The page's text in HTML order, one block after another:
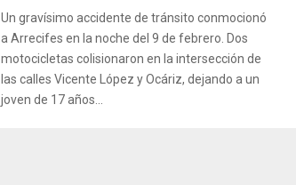
Un gravísimo accidente de tránsito conmocionó
a Arrecifes en la noche del 9 de febrero. Dos
motocicletas colisionaron en la intersección de
las calles Vicente López y Ocáriz, dejando a un
joven de 17 años...